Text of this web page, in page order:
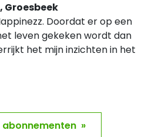
Groesbeek
Doordat er op een
leven gekeken wordt dan
het mijn inzichten in het
abonnementen »